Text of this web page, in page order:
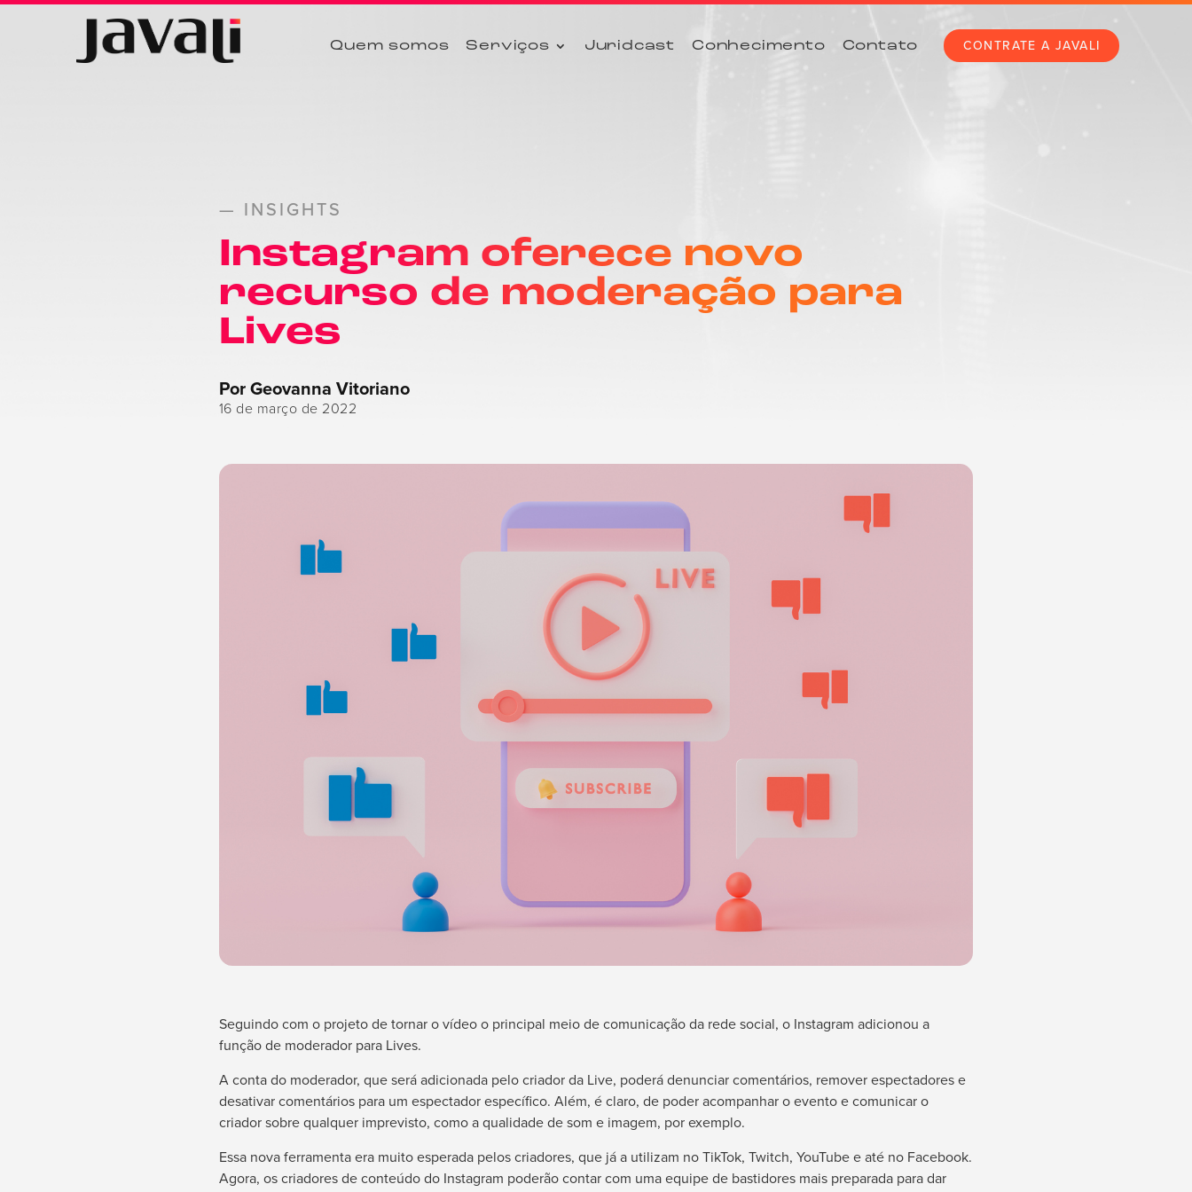
Quem somos Serviços Juridcast Conhecimento Contato CONTRATE A JAVALI
— INSIGHTS
Instagram oferece novo
recurso de moderação para
Lives
Por Geovanna Vitoriano
16 de março de 2022
Seguindo com o projeto de tornar o vídeo o principal meio de comunicação da rede social, o Instagram adicionou a
função de moderador para Lives.
A conta do moderador, que será adicionada pelo criador da Live, poderá denunciar comentários, remover espectadores e
desativar comentários para um espectador específico. Além, é claro, de poder acompanhar o evento e comunicar o
criador sobre qualquer imprevisto, como a qualidade de som e imagem, por exemplo.
Essa nova ferramenta era muito esperada pelos criadores, que já a utilizam no TikTok, Twitch, YouTube e até no Facebook.
Agora, os criadores de conteúdo do Instagram poderão contar com uma equipe de bastidores mais preparada para dar